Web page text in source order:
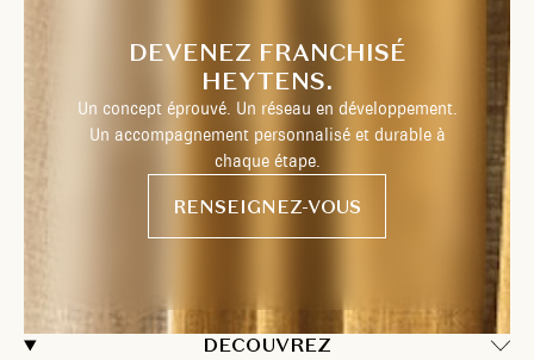
DECOUVREZ
DEVENEZ FRANCHISÉ
HEYTENS.
Un concept éprouvé. Un réseau en développement.
Un accompagnement personnalisé et durable à
chaque étape.
RENSEIGNEZ-VOUS